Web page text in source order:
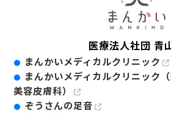
医療法人社団 青
まんかいメディカルクリニック
まんかいメディカルクリニック
美容皮膚科）
ぞうさんの足音